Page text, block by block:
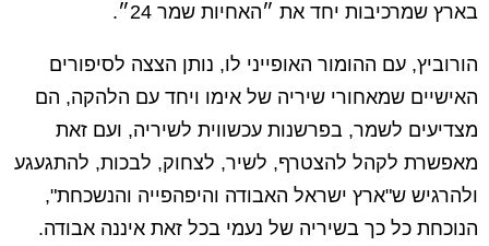
בארץ שמרכיבות יחד את ״האחיות שמר 24״.
הורוביץ, עם ההומור האופייני לו, נותן הצצה לסיפורים
האישיים שמאחורי שיריה של אימו ויחד עם הלהקה, הם
מצדיעים לשמר, בפרשנות עכשווית לשיריה, ועם זאת
מאפשרת לקהל להצטרף, לשיר, לצחוק, לבכות, להתגעגע
ולהרגיש ש"ארץ ישראל האבודה והיפהפייה והנשכחת",
הנוכחת כל כך בשיריה של נעמי בכל זאת איננה אבודה.